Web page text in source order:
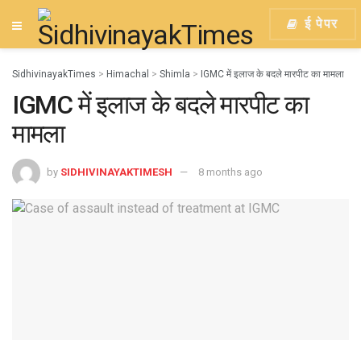
ई पेपर
SidhivinayakTimes > Himachal > Shimla > IGMC में इलाज के बदले मारपीट का मामला
IGMC में इलाज के बदले मारपीट का
मामला
by SIDHIVINAYAKTIMESH 8 months ago